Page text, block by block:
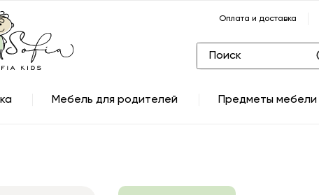
Оплата и доставка
Мебель для родителей Предметы мебели